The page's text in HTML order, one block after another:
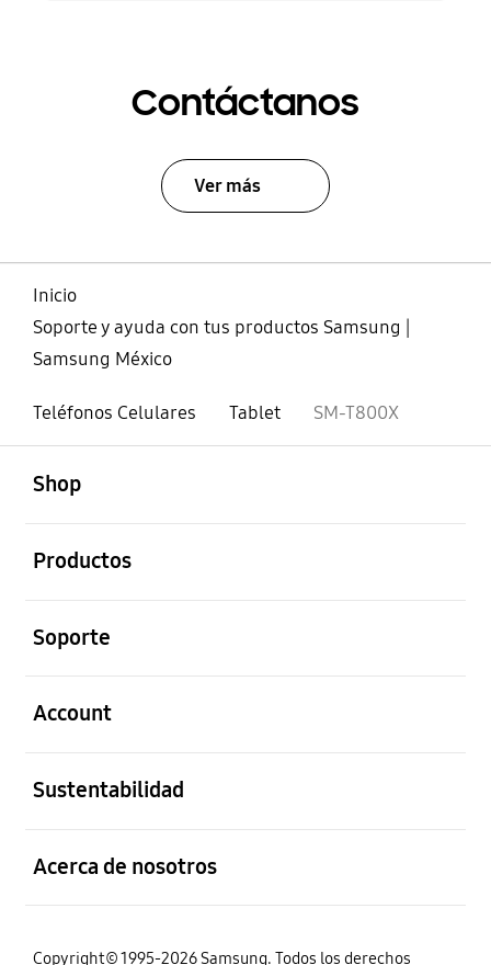
Contáctanos
Ver más
Inicio
Soporte y ayuda con tus productos Samsung |
Samsung México
Teléfonos Celulares Tablet SM-T800X
Shop
Productos
Soporte
Account
Sustentabilidad
Acerca de nosotros
Copyright© 1995-2026 Samsung. Todos los derechos